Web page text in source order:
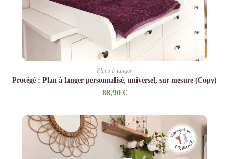
Plans à langer
Protégé : Plan à langer personnalisé, universel, sur-mesure (Copy)
88,90 €